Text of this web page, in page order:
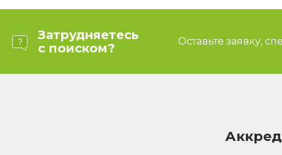
Затрудняетесь
с поиском?
Оставьте заявку,